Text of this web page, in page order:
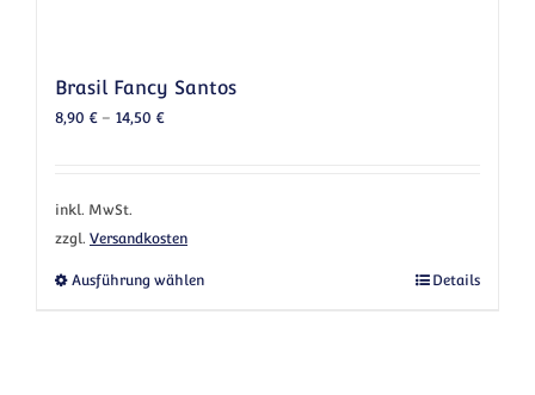
Brasil Fancy Santos
8,90 €– 14,50 €
inkl. MwSt.
zzgl. Versandkosten
Ausführung wählenDieses Produkt weist mehrere Varianten
Details